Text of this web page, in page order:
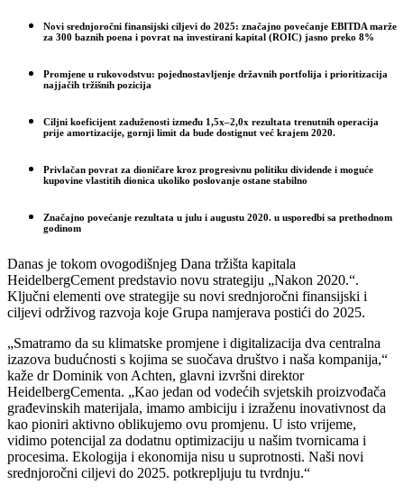
Novi srednjoročni finansijski ciljevi do 2025: značajno povećanje EBITDA marže
za 300 baznih poena i povrat na investirani kapital (ROIC) jasno preko 8%
Promjene u rukovodstvu: pojednostavljenje državnih portfolija i prioritizacija
najjačih tržišnih pozicija
Ciljni koeficijent zaduženosti između 1,5x–2,0x rezultata trenutnih operacija
prije amortizacije, gornji limit da bude dostignut već krajem 2020.
Privlačan povrat za dioničare kroz progresivnu politiku dividende i moguće
kupovine vlastitih dionica ukoliko poslovanje ostane stabilno
Značajno povećanje rezultata u julu i augustu 2020. u usporedbi sa prethodnom
godinom
Danas je tokom ovogodišnjeg Dana tržišta kapitala
HeidelbergCement predstavio novu strategiju „Nakon 2020.“.
Ključni elementi ove strategije su novi srednjoročni finansijski i
ciljevi održivog razvoja koje Grupa namjerava postići do 2025.
„Smatramo da su klimatske promjene i digitalizacija dva centralna
izazova budućnosti s kojima se suočava društvo i naša kompanija,“
kaže dr Dominik von Achten, glavni izvršni direktor
HeidelbergCementa. „Kao jedan od vodećih svjetskih proizvođača
građevinskih materijala, imamo ambiciju i izraženu inovativnost da
kao pioniri aktivno oblikujemo ovu promjenu. U isto vrijeme,
vidimo potencijal za dodatnu optimizaciju u našim tvornicama i
procesima. Ekologija i ekonomija nisu u suprotnosti. Naši novi
srednjoročni ciljevi do 2025. potkrepljuju tu tvrdnju.“